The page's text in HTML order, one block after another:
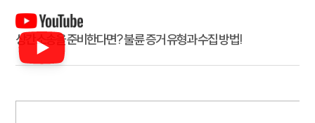
상간소송을 준비한다면? 불륜 증거 유형과 수집 방법!